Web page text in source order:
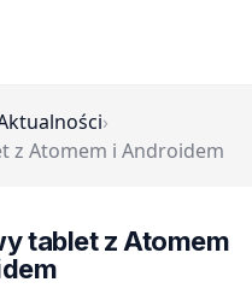
›
z Atomem i Androidem
tablet z Atomem